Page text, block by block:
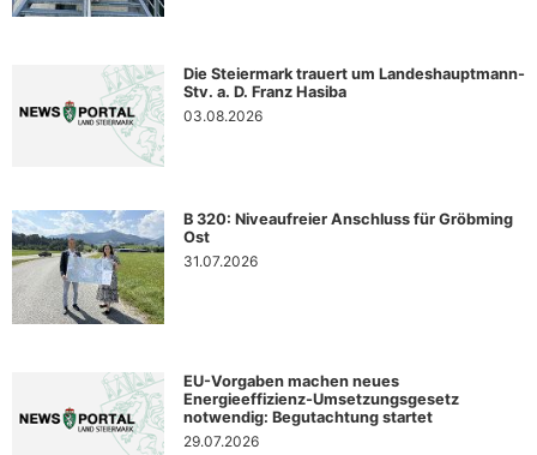
Die Steiermark trauert um Landeshauptmann-
Stv. a. D. Franz Hasiba
03.08.2026
B 320: Niveaufreier Anschluss für Gröbming
Ost
31.07.2026
EU-Vorgaben machen neues
Energieeffizienz-Umsetzungsgesetz
notwendig: Begutachtung startet
29.07.2026